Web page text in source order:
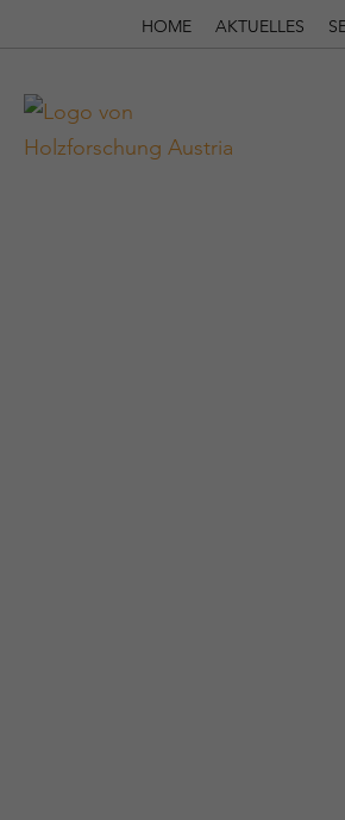
HOME AKTUELLES